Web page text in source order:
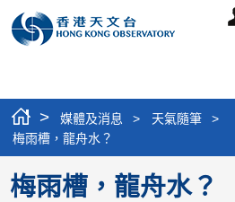
> 媒體及消息 > 天氣隨筆
>
梅雨槽，龍舟水？
梅雨槽，龍舟水？